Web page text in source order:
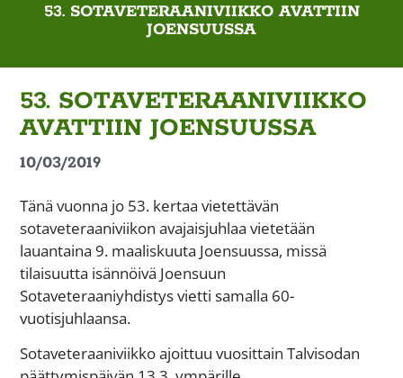
53. SOTAVETERAANIVIIKKO AVATTIIN
JOENSUUSSA
53. SOTAVETERAANIVIIKKO
AVATTIIN JOENSUUSSA
10/03/2019
Tänä vuonna jo 53. kertaa vietettävän
sotaveteraaniviikon avajaisjuhlaa vietetään
lauantaina 9. maaliskuuta Joensuussa, missä
tilaisuutta isännöivä Joensuun
Sotaveteraaniyhdistys vietti samalla 60-
vuotisjuhlaansa.
Sotaveteraaniviikko ajoittuu vuosittain Talvisodan